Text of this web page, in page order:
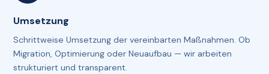
Umsetzung
Schrittweise Umsetzung der vereinbarten Maßnahmen. Ob
Migration, Optimierung oder Neuaufbau — wir arbeiten
strukturiert und transparent.